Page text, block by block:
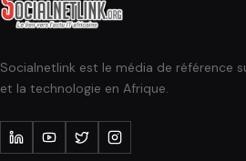
Socialnetlink est le média de référence
et la technologie en Afrique.